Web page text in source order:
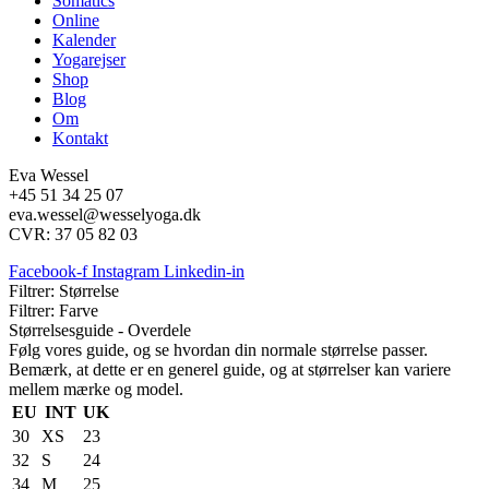
Online
Kalender
Yogarejser
Shop
Blog
Om
Kontakt
Eva Wessel
+45 51 34 25 07
eva.wessel@wesselyoga.dk
CVR: 37 05 82 03
Facebook-f Instagram Linkedin-in
Filtrer: Størrelse
Filtrer: Farve
Størrelsesguide - Overdele
Følg vores guide, og se hvordan din normale størrelse passer.
Bemærk, at dette er en generel guide, og at størrelser kan variere
mellem mærke og model.
EU INT UK
30
XS
23
32
S
24
34
M 25